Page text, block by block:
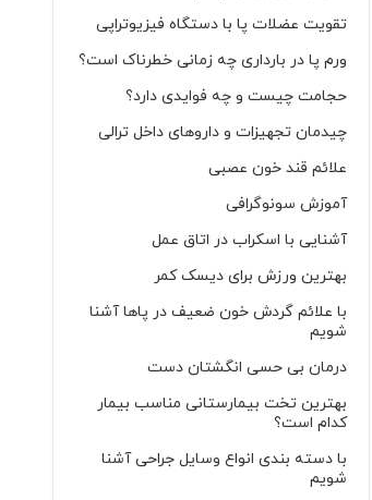
تقویت عضلات پا با دستگاه فیزیوتراپی
ورم پا در بارداری چه زمانی خطرناک است؟
حجامت چیست و چه فوایدی دارد؟
چیدمان تجهیزات و داروهای داخل ترالی
علائم قند خون عصبی
آموزش سونوگرافی
آشنایی با اسکراب در اتاق عمل
بهترین ورزش برای دیسک کمر
با علائم گردش خون ضعیف در پاها آشنا
شویم
درمان بی حسی انگشتان دست
بهترین تخت بیمارستانی مناسب بیمار
کدام است؟
با دسته بندی انواع وسایل جراحی آشنا
شویم